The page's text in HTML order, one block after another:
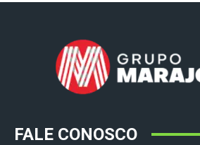
FALE CONOSCO